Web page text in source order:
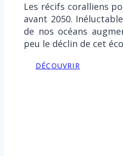
Les récifs coralliens
avant 2050.
de nos océans
peu le déclin de cet
DÉCOUVRIR